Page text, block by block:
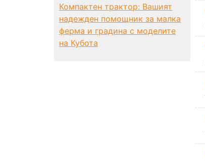
Компактен трактор: Вашият
надежден помощник за малка
ферма и градина с моделите
на Кубота